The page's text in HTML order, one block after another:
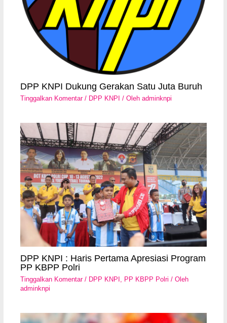
DPP KNPI Dukung Gerakan Satu Juta Buruh
Tinggalkan Komentar / DPP KNPI / Olehadminknpi
DPP KNPI : Haris Pertama Apresiasi Program
PP KBPP Polri
Tinggalkan Komentar / DPP KNPI , PP KBPP Polri / Oleh
adminknpi